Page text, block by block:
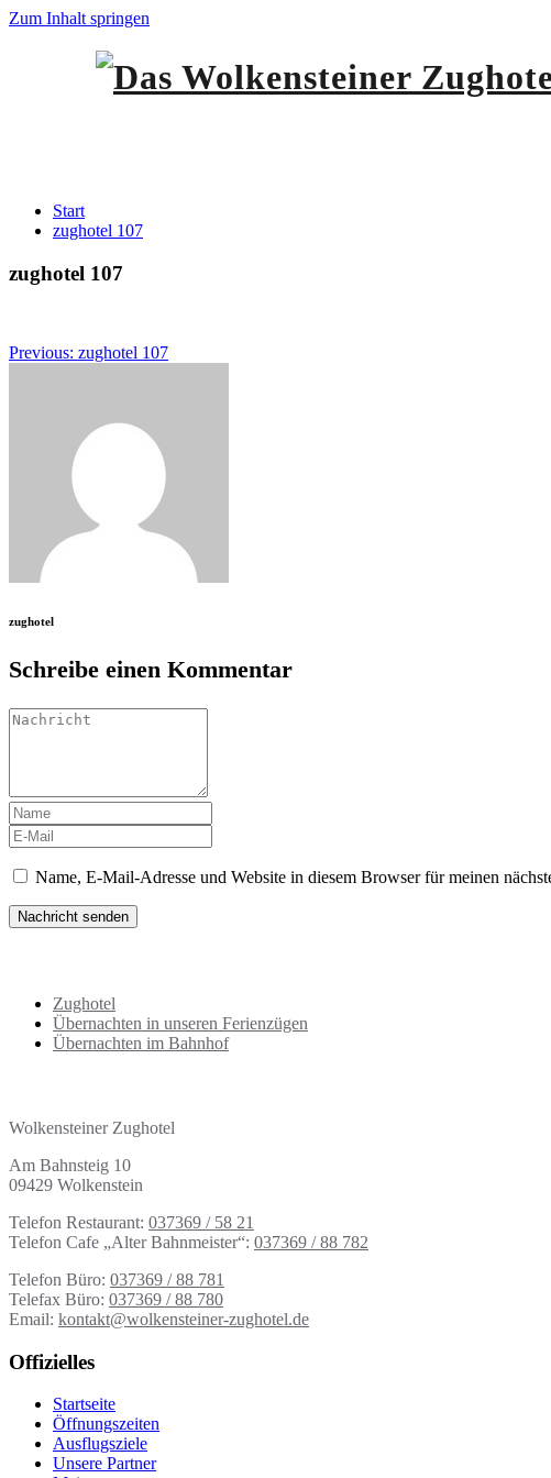
Zum Inhalt springen
Start
zughotel 107
zughotel 107
Beitragsnavigation
Previous: zughotel 107
zughotel
Schreibe einen Kommentar
Name, E-Mail-Adresse und Website in diesem Browser für meinen
Zughotel
Übernachten in unseren Ferienzügen
Übernachten im Bahnhof
Wolkensteiner Zughotel
Am Bahnsteig 10
09429 Wolkenstein
Telefon Restaurant: 037369 / 58 21
Telefon Cafe „Alter Bahnmeister“: 037369 / 88 782
Telefon Büro: 037369 / 88 781
Telefax Büro: 037369 / 88 780
Email: kontakt@wolkensteiner-zughotel.de
Offizielles
Startseite
Öffnungszeiten
Ausflugsziele
Unsere Partner